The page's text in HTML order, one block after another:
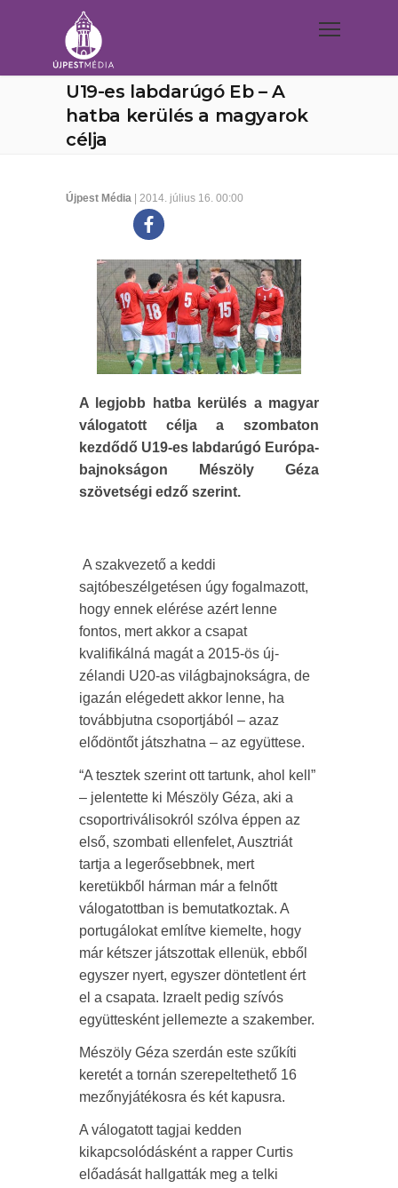
U19-es labdarúgó Eb – A
hatba kerülés a magyarok
célja
Újpest Média | 2014. július 16. 00:00
A legjobb hatba kerülés a magyar
válogatott célja a szombaton
kezdődő U19-es labdarúgó Európa-
bajnokságon Mészöly Géza
szövetségi edző szerint.
A szakvezető a keddi
sajtóbeszélgetésen úgy fogalmazott,
hogy ennek elérése azért lenne
fontos, mert akkor a csapat
kvalifikálná magát a 2015-ös új-
zélandi U20-as világbajnokságra, de
igazán elégedett akkor lenne, ha
továbbjutna csoportjából – azaz
elődöntőt játszhatna – az együttese.
“A tesztek szerint ott tartunk, ahol kell”
– jelentette ki Mészöly Géza, aki a
csoportriválisokról szólva éppen az
első, szombati ellenfelet, Ausztriát
tartja a legerősebbnek, mert
keretükből hárman már a felnőtt
válogatottban is bemutatkoztak. A
portugálokat említve kiemelte, hogy
már kétszer játszottak ellenük, ebből
egyszer nyert, egyszer döntetlent ért
el a csapata. Izraelt pedig szívós
együttesként jellemezte a szakember.
Mészöly Géza szerdán este szűkíti
keretét a tornán szerepeltethető 16
mezőnyjátékosra és két kapusra.
A válogatott tagjai kedden
kikapcsolódásként a rapper Curtis
előadását hallgatták meg a telki